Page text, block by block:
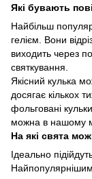
Які бувають
Найбільш
гелієм. Вони
виходить через
святкування.
Якісний кулька
досягає кількох
фольговані
можна в нашому
На які свята
Ідеально